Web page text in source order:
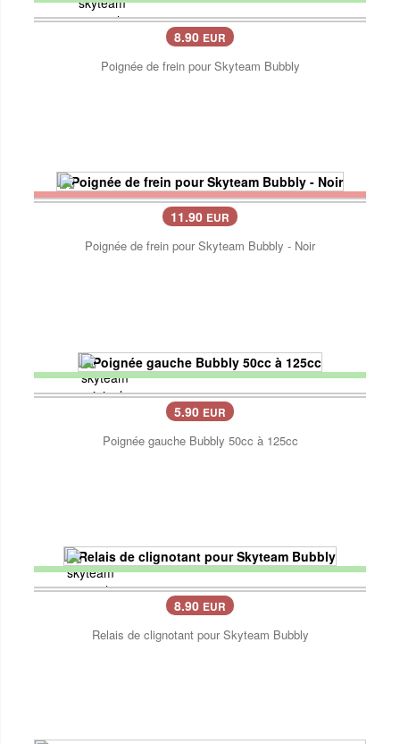
8.90 EUR
Poignée de frein pour Skyteam Bubbly
11.90 EUR
Poignée de frein pour Skyteam Bubbly - Noir
5.90 EUR
Poignée gauche Bubbly 50cc à 125cc
8.90 EUR
Relais de clignotant pour Skyteam Bubbly